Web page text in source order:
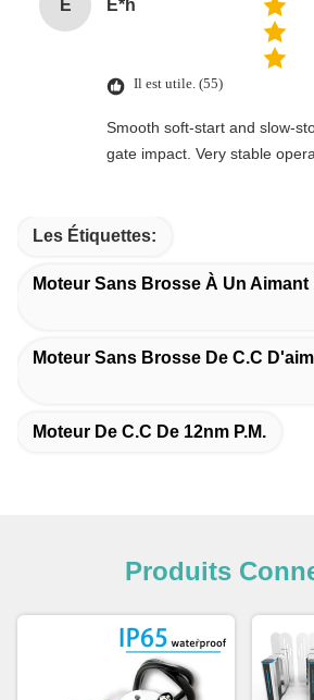
E E*h
Il est utile. (55)
Smooth soft-start and slow-
gate impact. Very stable
Les Étiquettes:
Moteur Sans Brosse À Un
Moteur Sans Brosse De C.C
Moteur De C.C De 12nm P.M.
Produits